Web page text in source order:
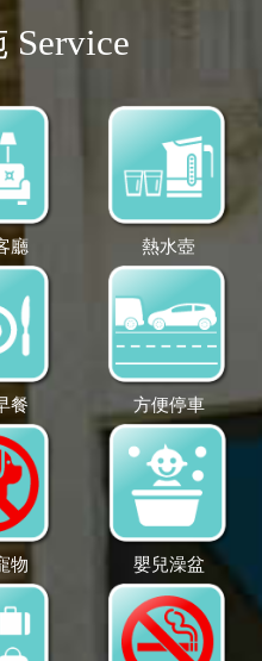
Service
廳 熱水壺
餐 方便停車
物 嬰兒澡盆